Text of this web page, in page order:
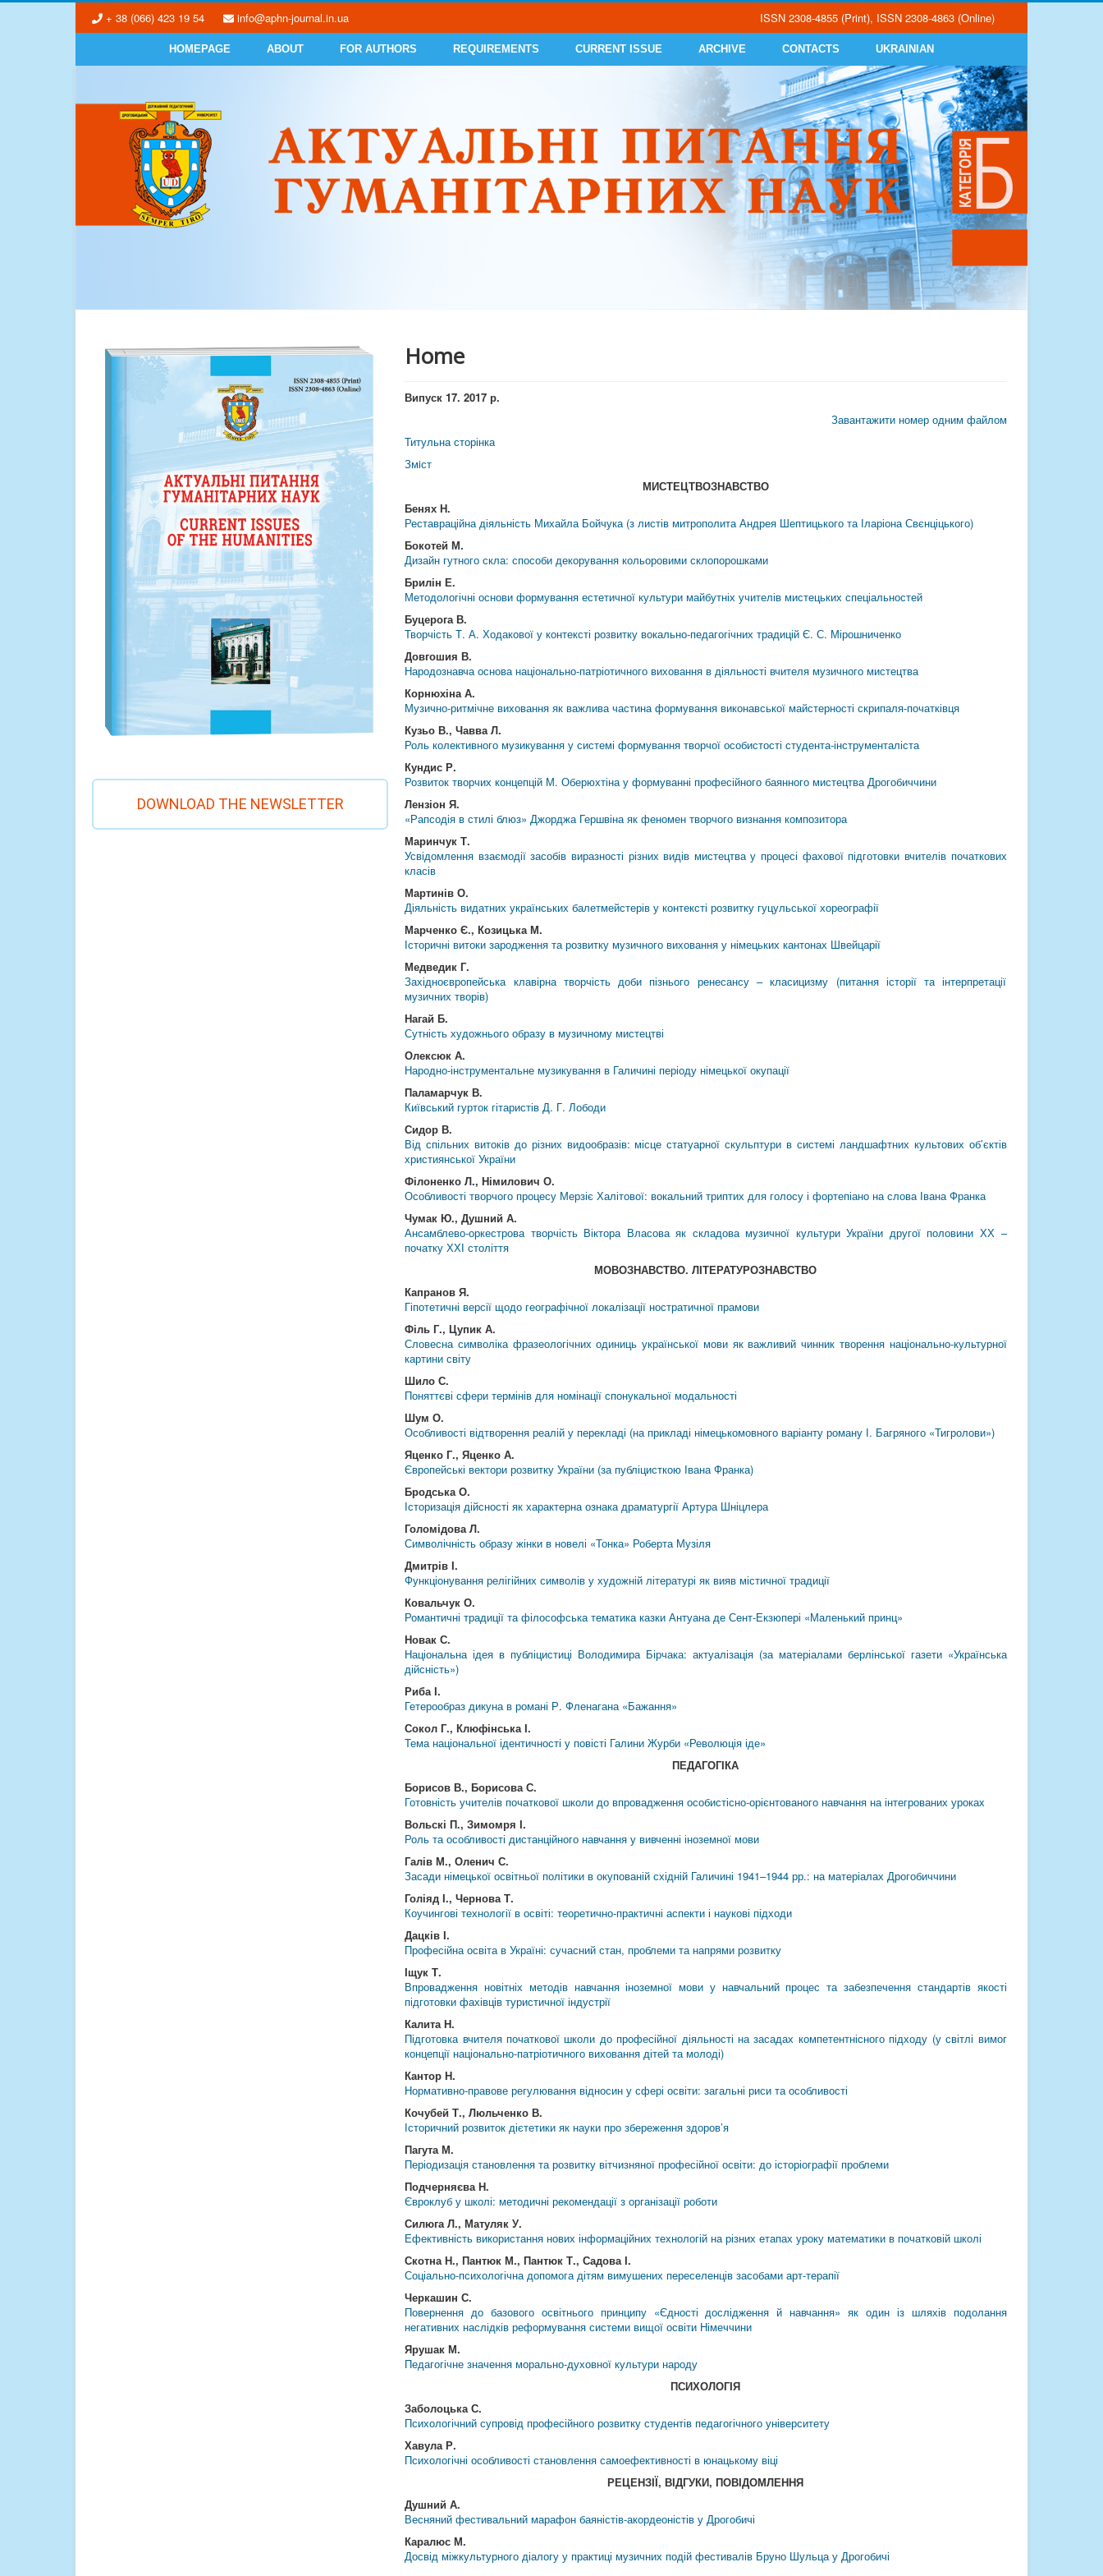
+ 38 (066) 423 19 54 info@aphn-journal.in.ua ISSN 2308-4855 (Print), ISSN 2308-4863 (Online)
HOMEPAGE ABOUT FOR AUTHORS REQUIREMENTS CURRENT ISSUE ARCHIVE CONTACTS UKRAINIAN
DOWNLOAD THE NEWSLETTER
Home
Випуск 17. 2017 р.
Завантажити номер одним файлом
Титульна сторінка
Змiст
МИСТЕЦТВОЗНАВСТВО
Бенях Н.
Реставраційна діяльність Михайла Бойчука (з листів митрополита Андрея Шептицького та Іларіона Свєнціцького)
Бокотей М.
Дизайн гутного скла: способи декорування кольоровими склопорошками
Брилін Е.
Методологічні основи формування естетичної культури майбутніх учителів мистецьких спеціальностей
Буцерога В.
Творчість Т. А. Ходакової у контексті розвитку вокально-педагогічних традицій Є. С. Мірошниченко
Довгошия В.
Народознавча основа національно-патріотичного виховання в діяльності вчителя музичного мистецтва
Корнюхіна А.
Музично-ритмічне виховання як важлива частина формування виконавської майстерності скрипаля-початківця
Кузьо В., Чавва Л.
Роль колективного музикування у системі формування творчої особистості студента-інструменталіста
Кундис Р.
Розвиток творчих концепцій М. Оберюхтіна у формуванні професійного баянного мистецтва Дрогобиччини
Лензіон Я.
«Рапсодія в стилі блюз» Джорджа Гершвіна як феномен творчого визнання композитора
Маринчук Т.
Усвідомлення взаємодії засобів виразності різних видів мистецтва у процесі фахової підготовки вчителів початкових
класів
Мартинів О.
Діяльність видатних українських балетмейстерів у контексті розвитку гуцульської хореографії
Марченко Є., Козицька М.
Історичні витоки зародження та розвитку музичного виховання у німецьких кантонах Швейцарії
Медведик Г.
Західноєвропейська клавірна творчість доби пізнього ренесансу – класицизму (питання історії та інтерпретації
музичних творів)
Нагай Б.
Сутність художнього образу в музичному мистецтві
Олексюк А.
Народно-інструментальне музикування в Галичині періоду німецької окупації
Паламарчук В.
Київський гурток гітаристів Д. Г. Лободи
Сидор В.
Від спільних витоків до різних видообразів: місце статуарної скульптури в системі ландшафтних культових об’єктів
християнської України
Філоненко Л., Німилович О.
Особливості творчого процесу Мерзіє Халітової: вокальний триптих для голосу і фортепіано на слова Івана Франка
Чумак Ю., Душний А.
Ансамблево-оркестрова творчість Віктора Власова як складова музичної культури України другої половини ХХ –
початку ХХІ століття
МОВОЗНАВСТВО. ЛІТЕРАТУРОЗНАВСТВО
Капранов Я.
Гіпотетичні версії щодо географічної локалізації ностратичної прамови
Філь Г., Цупик А.
Словесна символіка фразеологічних одиниць української мови як важливий чинник творення національно-культурної
картини світу
Шило С.
Поняттєві сфери термінів для номінації спонукальної модальності
Шум О.
Особливості відтворення реалій у перекладі (на прикладі німецькомовного варіанту роману І. Багряного «Тигролови»)
Яценко Г., Яценко А.
Європейські вектори розвитку України (за публіцисткою Івана Франка)
Бродська О.
Історизація дійсності як характерна ознака драматургії Артура Шніцлера
Голомідова Л.
Символічність образу жінки в новелі «Тонка» Роберта Музіля
Дмитрів І.
Функціонування релігійних символів у художній літературі як вияв містичної традиції
Ковальчук О.
Романтичні традиції та філософська тематика казки Антуана де Сент-Екзюпері «Маленький принц»
Новак С.
Національна ідея в публіцистиці Володимира Бірчака: актуалізація (за матеріалами берлінської газети «Українська
дійсність»)
Риба І.
Гетерообраз дикуна в романі Р. Фленагана «Бажання»
Сокол Г., Клюфінська І.
Тема національної ідентичності у повісті Галини Журби «Революція іде»
ПЕДАГОГІКА
Борисов В., Борисова С.
Готовність учителів початкової школи до впровадження особистісно-орієнтованого навчання на інтегрованих уроках
Вольскі П., Зимомря І.
Роль та особливості дистанційного навчання у вивченні іноземної мови
Галів М., Оленич С.
Засади німецької освітньої політики в окупованій східній Галичині 1941–1944 рр.: на матеріалах Дрогобиччини
Голіяд І., Чернова Т.
Коучингові технології в освіті: теоретично-практичні аспекти і наукові підходи
Дацків І.
Професійна освіта в Україні: сучасний стан, проблеми та напрями розвитку
Іщук Т.
Впровадження новітніх методів навчання іноземної мови у навчальний процес та забезпечення стандартів якості
підготовки фахівців туристичної індустрії
Калита Н.
Підготовка вчителя початкової школи до професійної діяльності на засадах компетентнісного підходу (у світлі вимог
концепції національно-патріотичного виховання дітей та молоді)
Кантор Н.
Нормативно-правове регулювання відносин у сфері освіти: загальні риси та особливості
Кочубей Т., Люльченко В.
Історичний розвиток дієтетики як науки про збереження здоров’я
Пагута М.
Періодизація становлення та розвитку вітчизняної професійної освіти: до історіографії проблеми
Подчерняєва Н.
Євроклуб у школі: методичні рекомендації з організації роботи
Силюга Л., Матуляк У.
Ефективність використання нових інформаційних технологій на різних етапах уроку математики в початковій школі
Скотна Н., Пантюк М., Пантюк Т., Садова І.
Соціально-психологічна допомога дітям вимушених переселенців засобами арт-терапії
Черкашин С.
Повернення до базового освітнього принципу «Єдності дослідження й навчання» як один із шляхів подолання
негативних наслідків реформування системи вищої освіти Німеччини
Ярушак М.
Педагогічне значення морально-духовної культури народу
ПСИХОЛОГІЯ
Заболоцька С.
Психологічний супровід професійного розвитку студентів педагогічного університету
Хавула Р.
Психологічні особливості становлення самоефективності в юнацькому віці
РЕЦЕНЗІЇ, ВІДГУКИ, ПОВІДОМЛЕННЯ
Душний А.
Весняний фестивальний марафон баяністів-акордеоністів у Дрогобичі
Каралюс М.
Досвід міжкультурного діалогу у практиці музичних подій фестивалів Бруно Шульца у Дрогобичі